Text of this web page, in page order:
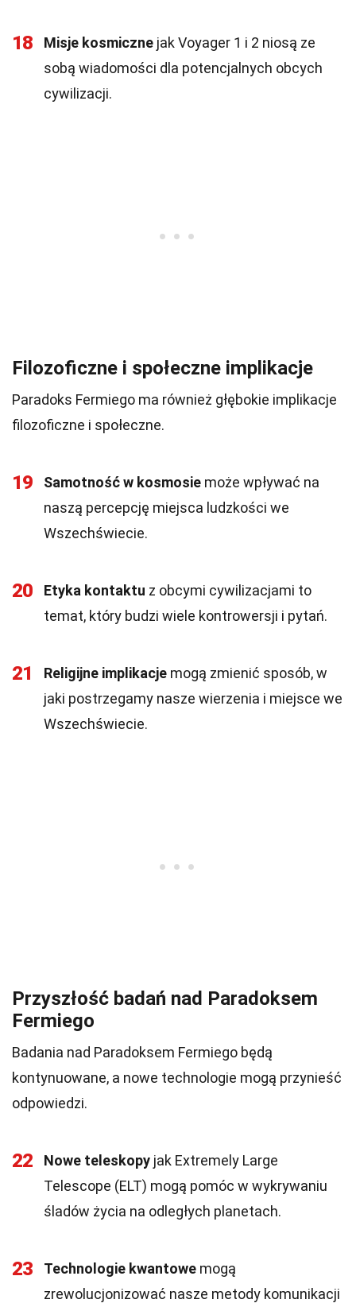
18 Misje kosmiczne jak Voyager 1 i 2 niosą ze
sobą wiadomości dla potencjalnych obcych
cywilizacji.
Filozoficzne i społeczne implikacje
Paradoks Fermiego ma również głębokie implikacje
filozoficzne i społeczne.
19 Samotność w kosmosie może wpływać na
naszą percepcję miejsca ludzkości we
Wszechświecie.
20 Etyka kontaktu z obcymi cywilizacjami to
temat, który budzi wiele kontrowersji i pytań.
21 Religijne implikacje mogą zmienić sposób, w
jaki postrzegamy nasze wierzenia i miejsce we
Wszechświecie.
Przyszłość badań nad Paradoksem
Fermiego
Badania nad Paradoksem Fermiego będą
kontynuowane, a nowe technologie mogą przynieść
odpowiedzi.
22 Nowe teleskopy jak Extremely Large
Telescope (ELT) mogą pomóc w wykrywaniu
śladów życia na odległych planetach.
23 Technologie kwantowe mogą
zrewolucjonizować nasze metody komunikacji